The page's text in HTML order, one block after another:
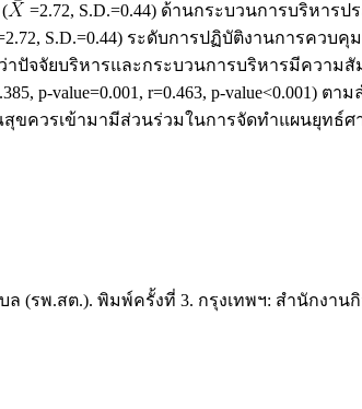
=2.72, S.D.=0.44) ด้านกระบวนการบริหาร
S.D.=0.44) ระดับการปฏิบัติงานการควบ
าปัจจัยบริหารและกระบวนการบริหารมีความ
value=0.001, r=0.463, p-value<0.001) ตา
ขควรเข้ามามีส่วนร่วมในการจัดทำแผนยุทธ์
รพ.สต.). พิมพ์ครั้งที่ 3. กรุงเทพฯ: สำนักงาน